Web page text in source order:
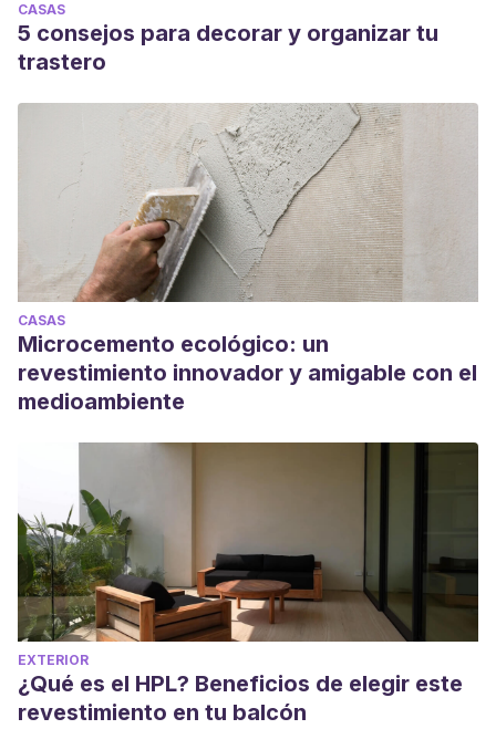
CASAS
5 consejos para decorar y organizar tu
trastero
CASAS
Microcemento ecológico: un
revestimiento innovador y amigable con el
medioambiente
EXTERIOR
¿Qué es el HPL? Beneficios de elegir este
revestimiento en tu balcón